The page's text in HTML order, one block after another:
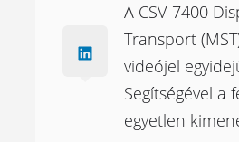
A CSV-7400
Transport
videójel
Segítségével
egyetlen